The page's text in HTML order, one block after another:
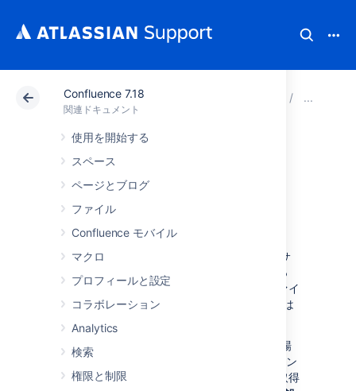
Confluence 7.18
関連ドキュメント
使用を開始する
スペース
ページとブログ
ファイル
Confluence モバイル
マクロ
プロフィールと設定
コラボレーション
Analytics
検索
権限と制限
アトラシアン サポート
Confluence ログを
使用する
Confluence では、Apache の
ログ記録サ
ービスを使用しています。このサービスによっ
て、管理者は、ログ記録の動作やログ出力ファイ
ルを制御できます。log4j のログ記録サービス
は
アトラシアン サポートにサポートを依頼する場
合、ほとんどは Confluence のアプリケーション
ログの提出を求められます。これらのログを取得